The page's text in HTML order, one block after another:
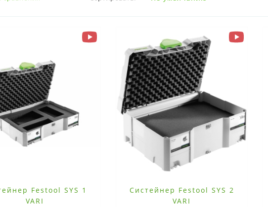
Festool SYS 1
VARI
Систейнер Festool SYS 2
VARI